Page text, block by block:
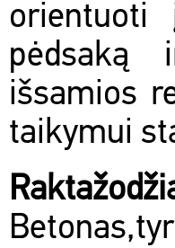
orientuoti
pėdsaką
išsamios
taikymui